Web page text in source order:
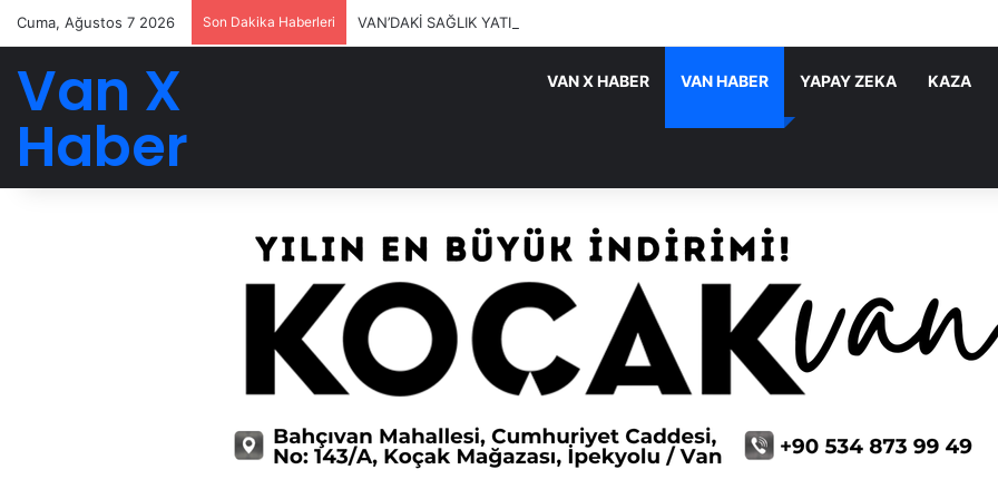
Cuma, Ağustos 7 2026 Son Dakika Haberleri VAN’DAKİ SAĞLIK YATIRIMLARI SÜRÜYOR
Van X
Haber
VAN X HABER VAN HABER YAPAY ZEKA KAZA